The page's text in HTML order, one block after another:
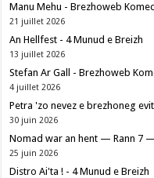
Manu Mehu - Brezhoweb
21 juillet 2026
An Hellfest - 4 Munud e Breizh
13 juillet 2026
Stefan Ar Gall - Brezhoweb
4 juillet 2026
Petra 'zo nevez e brezhoneg
30 juin 2026
Nomad war an hent — Rann 7
25 juin 2026
Distro Ai'ta ! - 4 Munud e Breizh